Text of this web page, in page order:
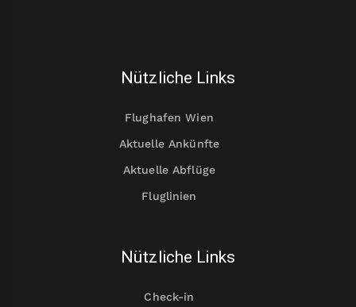
Nützliche Links
Flughafen Wien
Aktuelle Ankünfte
Aktuelle Abflüge
Fluglinien
Nützliche Links
Check-in